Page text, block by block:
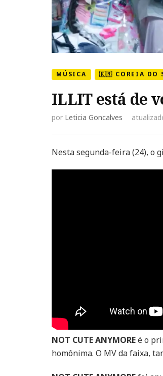
MÚSICA 🇰🇷 COREIA DO
ILLIT está de
por Leticia Goncalves
Nesta segunda-feira (24), o
NOT CUTE ANYMOREé o
homônima. O MV da faixa,